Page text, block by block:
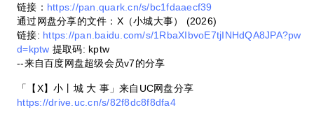
链接： https://pan.quark.cn/s/bc1fdaaecf39
通过网盘分享的文件：X（小城大事） (2026)
链接: https://pan.baidu.com/s/1RbaXIbvoE7tjINHdQA8JPA?pw
d=kptw 提取码: kptw
--来自百度网盘超级会员v7的分享
「【X】小丨城 大 事」来自UC网盘分享
https://drive.uc.cn/s/82f8dc8f8dfa4